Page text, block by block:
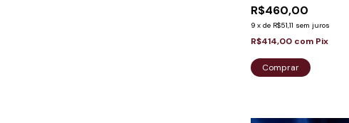
R$460,00
9 xde R$51,11 sem juros
R$414,00 com Pix
Comprar